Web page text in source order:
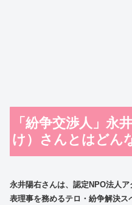
「紛争交渉人」永
け）さんとはどん
永井陽右さんは、認定NPO法人
表理事を務めるテロ・紛争解決ス